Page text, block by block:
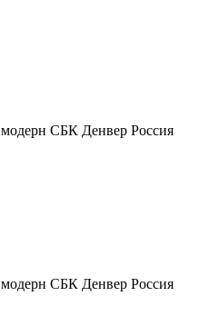
модерн СБК Денвер Россия
модерн СБК Денвер Россия